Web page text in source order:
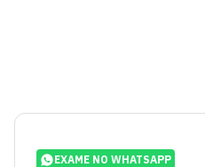
EXAME NO WHATSAPP